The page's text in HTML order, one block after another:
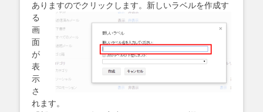
ありますのでクリックします。 新しいラベルを作成す
る
画
面
が
表
示
さ
れます。